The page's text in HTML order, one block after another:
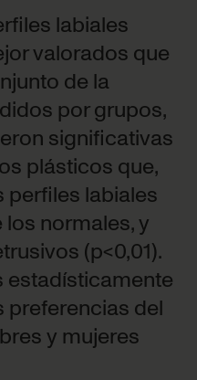
labiales
valorados que
de la
por grupos,
significativas
plásticos que,
perfiles labiales
normales, y
(p<0,01).
estadísticamente
preferencias del
y mujeres